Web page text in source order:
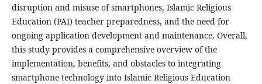
disruption and misuse of smartphones, Islamic Religious
Education (PAI) teacher preparedness, and the need for
ongoing application development and maintenance. Overall,
this study provides a comprehensive overview of the
implementation, benefits, and obstacles to integrating
smartphone technology into Islamic Religious Education